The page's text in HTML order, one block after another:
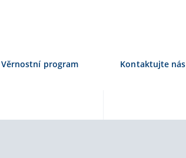
Věrnostní program Kontaktujte nás